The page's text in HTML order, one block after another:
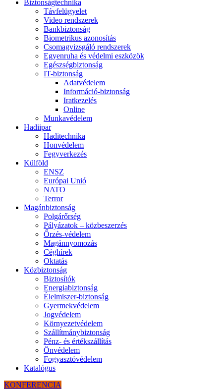
Biztonságtechnika
Távfelügyelet
Video rendszerek
Bankbiztonság
Biometrikus azonosítás
Csomagvizsgáló rendszerek
Egyenruha és védelmi eszközök
Egészségbiztonság
IT-biztonság
Adatvédelem
Információ-biztonság
Iratkezelés
Online
Munkavédelem
Hadiipar
Haditechnika
Honvédelem
Fegyverkezés
Külföld
ENSZ
Európai Unió
NATO
Terror
Magánbiztonság
Polgárőrség
Pályázatok – közbeszerzés
Őrzés-védelem
Magánnyomozás
Céghírek
Oktatás
Közbiztonság
Biztosítók
Energiabiztonság
Élelmiszer-biztonság
Gyermekvédelem
Jogvédelem
Környezetvédelem
Szállítmánybiztonság
Pénz- és értékszállítás
Önvédelem
Fogyasztóvédelem
Katalógus
KONFERENCIA